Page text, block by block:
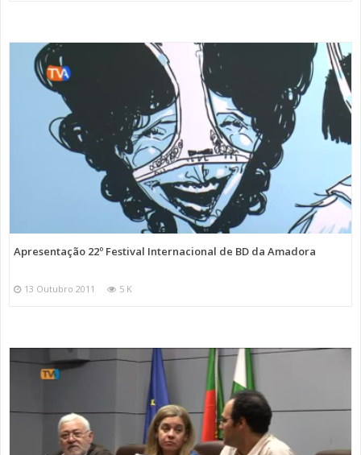
Apresentação 22º Festival Internacional de BD da Amadora
13 Outubro 2011 5 K